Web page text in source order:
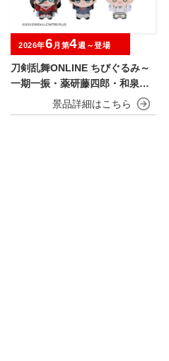
刀剣乱舞ONLINE ちびぐるみ～
一期一振・薬研藤四郎・和泉守
兼定・堀川国広・鶴丸国永～
2026年6 月第4週～登場